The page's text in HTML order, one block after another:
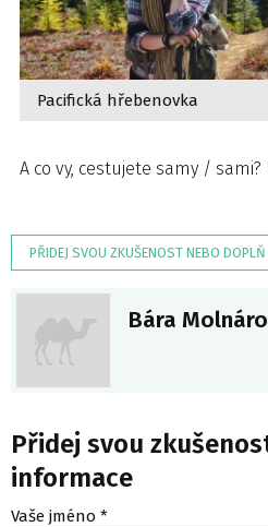
Pacifická hřebenovka
A co vy, cestujete samy / sami?
PŘIDEJ SVOU ZKUŠENOST NEBO DOPLŇ
Bára
Přidej svou
informace
Vaše jméno *